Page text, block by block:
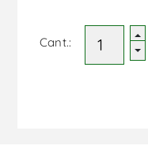
Cant.: